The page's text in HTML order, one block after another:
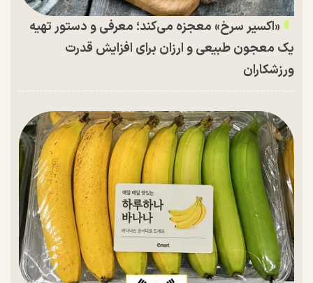
«اکسیر سرخ» معجزه می‌کند؛ معرفی و دستور تهیه
یک معجون طبیعی و ارزان برای افزایش قدرت
ورزشکاران